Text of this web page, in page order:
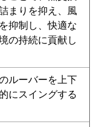
PLZ-
ERMP45H4
PLZ-
ERMP45H3
PLZ-
まりを抑え、風
抑制し、快適な
の持続に貢献し
ルーバーを上下
にスイングする